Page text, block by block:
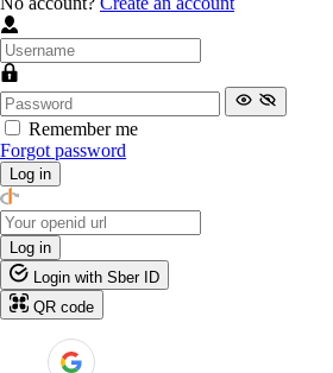
Remember me
Forgot password
Log in
Log in
Login with Sber ID
QR code